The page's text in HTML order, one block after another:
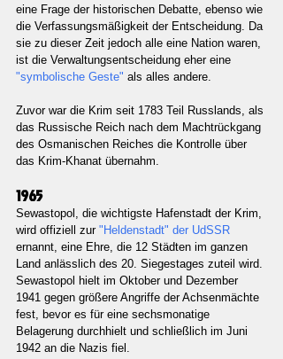
eine Frage der historischen Debatte, ebenso wie
die Verfassungsmäßigkeit der Entscheidung. Da
sie zu dieser Zeit jedoch alle eine Nation waren,
ist die Verwaltungsentscheidung eher eine
"symbolische Geste" als alles andere.
Zuvor war die Krim seit 1783 Teil Russlands, als
das Russische Reich nach dem Machtrückgang
des Osmanischen Reiches die Kontrolle über
das Krim-Khanat übernahm.
1965
Sewastopol, die wichtigste Hafenstadt der Krim,
wird offiziell zur "Heldenstadt" der UdSSR
ernannt, eine Ehre, die 12 Städten im ganzen
Land anlässlich des 20. Siegestages zuteil wird.
Sewastopol hielt im Oktober und Dezember
1941 gegen größere Angriffe der Achsenmächte
fest, bevor es für eine sechsmonatige
Belagerung durchhielt und schließlich im Juni
1942 an die Nazis fiel.